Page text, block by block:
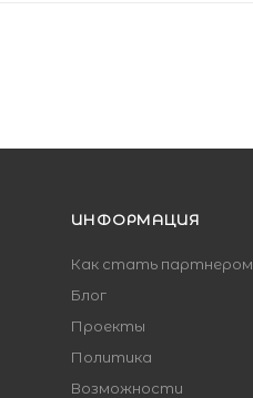
ИНФОРМАЦИЯ
Как стать партнером
Блог
Проекты
Политика
Возможности